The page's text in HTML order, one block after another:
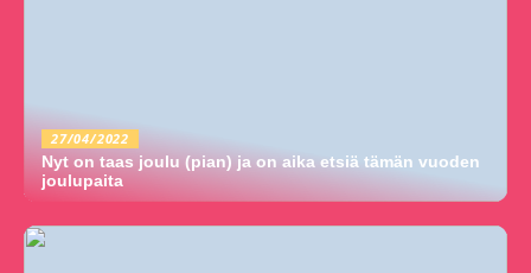
27/04/2022
Nyt on taas joulu (pian) ja on aika etsiä tämän vuoden
joulupaita